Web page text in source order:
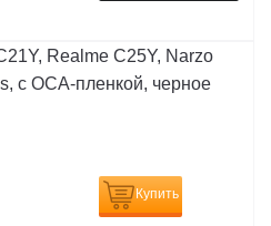
Realme C25Y, Narzo
с OCA-пленкой, черное
Купить